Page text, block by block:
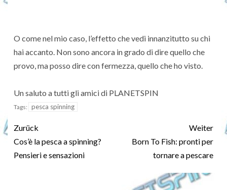
O come nel mio caso, l’effetto che vedi innanzitutto su chi
hai accanto. Non sono ancora in grado di dire quello che
provo, ma posso dire con fermezza, quello che ho visto.
Un saluto a tutti gli amici di PLANETSPIN
Tags: pesca spinning
Zurück
Cos’è la pesca a spinning?
Pensieri e sensazioni
Weiter
Born To Fish: pronti per
tornare a pescare